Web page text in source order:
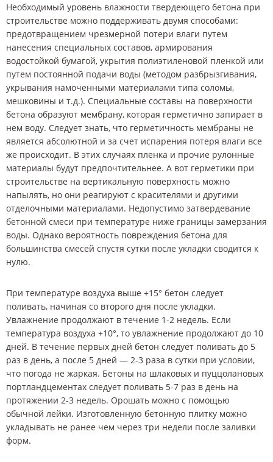
Необходимый уровень влажности твердеющего бетона при
строительстве можно поддерживать двумя способами:
предотвращением чрезмерной потери влаги путем
нанесения специальных составов, армирования
водостойкой бумагой, укрытия полиэтиленовой пленкой или
путем постоянной подачи воды (методом разбрызгивания,
укрывания намоченными материалами типа соломы,
мешковины и т.д.). Специальные составы на поверхности
бетона образуют мембрану, которая герметично запирает в
нем воду. Следует знать, что герметичность мембраны не
является абсолютной и за счет испарения потеря влаги все
же происходит. В этих случаях пленка и прочие рулонные
материалы будут предпочтительнее. А вот герметики при
строительстве на вертикальную поверхность можно
напылять, но они реагируют с красителями и другими
отделочными материалами. Недопустимо затвердевание
бетонной смеси при температуре ниже границы замерзания
воды. Однако вероятность повреждения бетона для
большинства смесей спустя сутки после укладки сводится к
нулю.
При температуре воздуха выше +15° бетон следует
поливать, начиная со второго дня после укладки.
Увлажнение продолжают в течение 1-2 недель. Если
температура воздуха +10°, то увлажнение продолжают до 10
дней. В течение первых дней бетон следует поливать до 5
раз в день, а после 5 дней — 2-3 раза в сутки при условии,
что погода не жаркая. Бетоны на шлаковых и пуццолановых
портландцементах следует поливать 5-7 раз в день на
протяжении 2-3 недель. Орошать можно с помощью
обычной лейки. Изготовленную бетонную плитку можно
укладывать не ранее чем через три недели после заливки
форм.